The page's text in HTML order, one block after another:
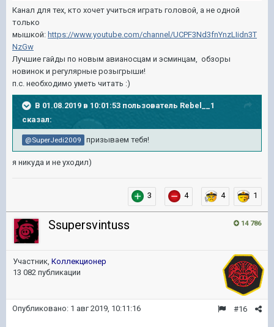
Канал для тех, кто хочет учиться играть головой, а не одной
только
мышкой: https://www.youtube.com/channel/UCPF3Nd3fnYnzLIidn3T
NzGw
Лучшие гайды по новым авианосцам и эсминцам, обзоры
новинок и регулярные розыгрыши!
п.с. необходимо уметь читать :)
В 01.08.2019 в 10:01:53 пользователь Rebel__1
сказал:
@SuperJedi2009 призываем тебя!
я никуда и не уходил)
3 4 4 1
14 786
Ssupersvintuss
Участник, Коллекционер
13 082 публикации
#16
Опубликовано: 1 авг 2019, 10:11:16